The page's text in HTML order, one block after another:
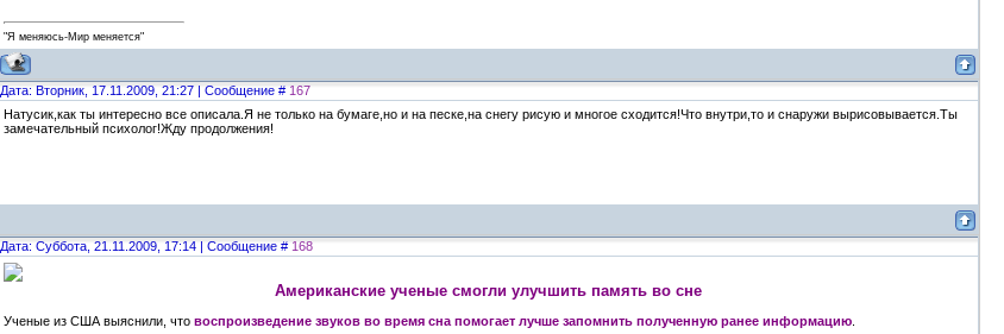
"Я меняюсь-Мир меняется"
Дата: Вторник, 17.11.2009, 21:27 | Сообщение # 167
Натусик,как ты интересно все описала.Я не только на бумаге,но и на песке,на снегу рисую и многое сходится!Что внутри,то и снаружи вырисовывается.Ты
замечательный психолог!Жду продолжения!
Дата: Суббота, 21.11.2009, 17:14 | Сообщение # 168
Американские ученые смогли улучшить память во сне
Ученые из США выяснили, что воспроизведение звуков во время сна помогает лучше запомнить полученную ранее информацию